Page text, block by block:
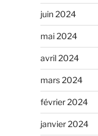
juin 2024
mai 2024
avril 2024
mars 2024
février 2024
janvier 2024